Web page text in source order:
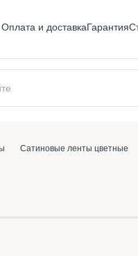
Оплата и доставкаГарантия
Сатиновые ленты цветные